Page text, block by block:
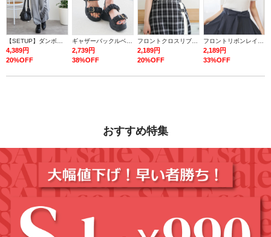
4,389円
20%OFF
ギャザーバックルベルトスポーツサンダル
2,739円
38%OFF
2,189円
20%OFF
2,189円
33%OFF
おすすめ特集